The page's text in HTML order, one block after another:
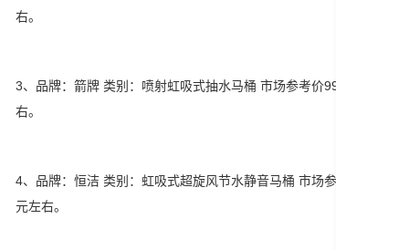
右。
3、品牌：箭牌 类别：喷射虹吸式抽水马桶 市场参考价999元左
右。
4、品牌：恒洁 类别：虹吸式超旋风节水静音马桶 市场参考价1890
元左右。